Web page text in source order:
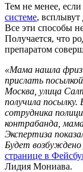
Тем не менее, если
системе, всплывут
Все эти способы
Получается, что
препаратом
«Мама нашла
прислать
Москва, улица
получила
сотрудника
контрабанда,
Экспертиза
Будет возбуждено
странице в
Лидия Мониава.